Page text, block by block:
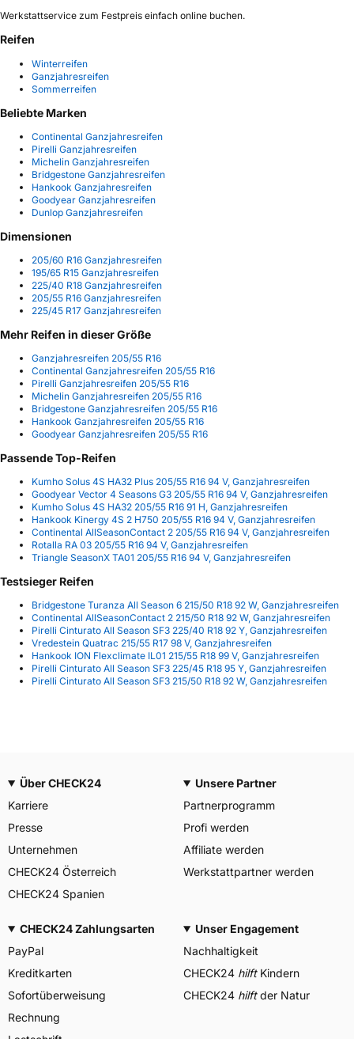
Werkstattservice zum Festpreis einfach online buchen.
Reifen
Winterreifen
Ganzjahresreifen
Sommerreifen
Beliebte Marken
Continental Ganzjahresreifen
Pirelli Ganzjahresreifen
Michelin Ganzjahresreifen
Bridgestone Ganzjahresreifen
Hankook Ganzjahresreifen
Goodyear Ganzjahresreifen
Dunlop Ganzjahresreifen
Dimensionen
205/60 R16 Ganzjahresreifen
195/65 R15 Ganzjahresreifen
225/40 R18 Ganzjahresreifen
205/55 R16 Ganzjahresreifen
225/45 R17 Ganzjahresreifen
Mehr Reifen in dieser Größe
Ganzjahresreifen 205/55 R16
Continental Ganzjahresreifen 205/55 R16
Pirelli Ganzjahresreifen 205/55 R16
Michelin Ganzjahresreifen 205/55 R16
Bridgestone Ganzjahresreifen 205/55 R16
Hankook Ganzjahresreifen 205/55 R16
Goodyear Ganzjahresreifen 205/55 R16
Passende Top-Reifen
Kumho Solus 4S HA32 Plus 205/55 R16 94 V, Ganzjahresreifen
Goodyear Vector 4 Seasons G3 205/55 R16 94 V, Ganzjahresreifen
Kumho Solus 4S HA32 205/55 R16 91 H, Ganzjahresreifen
Hankook Kinergy 4S 2 H750 205/55 R16 94 V, Ganzjahresreifen
Continental AllSeasonContact 2 205/55 R16 94 V, Ganzjahresreifen
Rotalla RA 03 205/55 R16 94 V, Ganzjahresreifen
Triangle SeasonX TA01 205/55 R16 94 V, Ganzjahresreifen
Testsieger Reifen
Bridgestone Turanza All Season 6 215/50 R18 92 W, Ganzjahresreifen
Continental AllSeasonContact 2 215/50 R18 92 W, Ganzjahresreifen
Pirelli Cinturato All Season SF3 225/40 R18 92 Y, Ganzjahresreifen
Vredestein Quatrac 215/55 R17 98 V, Ganzjahresreifen
Hankook ION Flexclimate IL01 215/55 R18 99 V, Ganzjahresreifen
Pirelli Cinturato All Season SF3 225/45 R18 95 Y, Ganzjahresreifen
Pirelli Cinturato All Season SF3 215/50 R18 92 W, Ganzjahresreifen
Über CHECK24
Karriere
Presse
Unternehmen
CHECK24 Österreich
CHECK24 Spanien
Unsere Partner
Partnerprogramm
Profi werden
Affiliate werden
Werkstattpartner werden
CHECK24 Zahlungsarten
PayPal
Kreditkarten
Sofortüberweisung
Rechnung
Unser Engagement
Nachhaltigkeit
CHECK24 hilftKindern
CHECK24 hilftder Natur